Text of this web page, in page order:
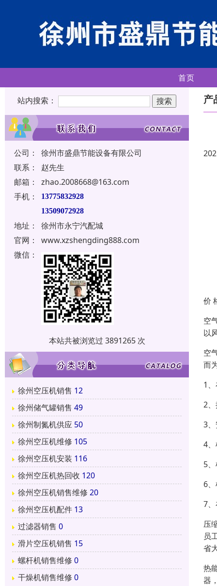
首页
站内搜索：
公司：
徐州市盛鼎节能设备有限公司
联系：
赵先生
邮箱：
zhao.2008668@163.com
手机：
13775832928
13509072928
地址：
徐州市永宁汽配城
官网：
www.xzshengding888.com
微信：
本站共被浏览过 3891265 次
徐州空压机销售 12
徐州储气罐销售 49
徐州制氮机供应 50
徐州空压机维修 105
徐州空压机安装 116
徐州空压机热回收 120
徐州空压机销售维修 20
徐州空压机配件 13
过滤器销售 0
滑片空压机销售 15
螺杆机销售维修 0
干燥机销售维修 0
产
价
空
以
空
而
1
2
3
4
5
6
7
压
员
省
热
器